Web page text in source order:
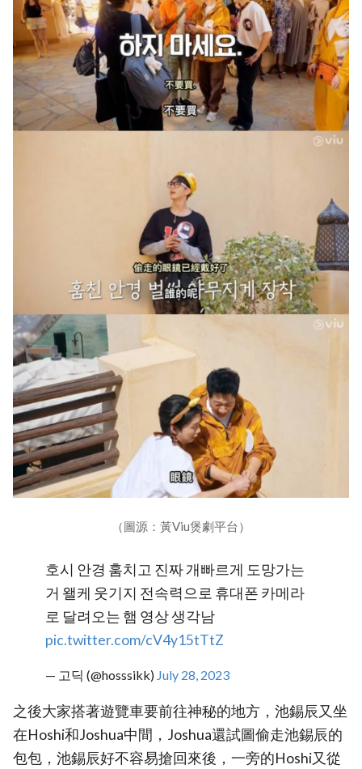
（圖源：黃Viu煲劇平台）
호시 안경 훔치고 진짜 개빠르게 도망가는
거 왤케 웃기지 전속력으로 휴대폰 카메라
로 달려오는 햄 영상 생각남
pic.twitter.com/cV4y15tTtZ
— 고딕 (@hosssikk) July 28, 2023
之後大家搭著遊覽車要前往神秘的地方，池錫辰又坐
在Hoshi和Joshua中間，Joshua還試圖偷走池錫辰的
包包，池錫辰好不容易搶回來後，一旁的Hoshi又從